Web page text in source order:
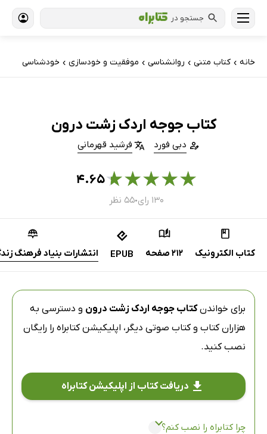
جستجو در
خانه › کتاب‌ متنی › روانشناسی › موفقیت و خودسازی › خودشناسی
کتاب جوجه اردک زشت درون
دبی فورد فرشید قهرمانی
★
★
★
★
★۴.۶۵
۱۳۰ رای ●۵۵ نظر
کتاب الکترونیک 212 صفحه EPUB انتشارات بنیاد فرهنگ
برای خواندنکتاب جوجه اردک زشت درون و دسترسی به
هزاران کتاب و کتاب صوتی دیگر، اپلیکیشن کتابراه را رایگان
نصب کنید.
دریافت کتاب از اپلیکیشن کتابراه
چرا کتابراه را نصب کنم؟